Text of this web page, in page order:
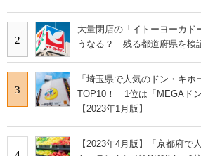
2
大量閉店の「イトーヨーカ
うなる？ 残る都道府県を検
3
「埼玉県で人気のドン・キ
TOP10！ 1位は「MEGAドン
【2023年1月版】
【2023年4月版】「京都府で